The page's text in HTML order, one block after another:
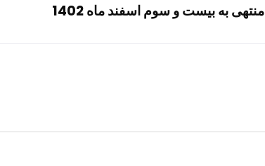
منتهی به بیست و سوم اسفند ماه 1402